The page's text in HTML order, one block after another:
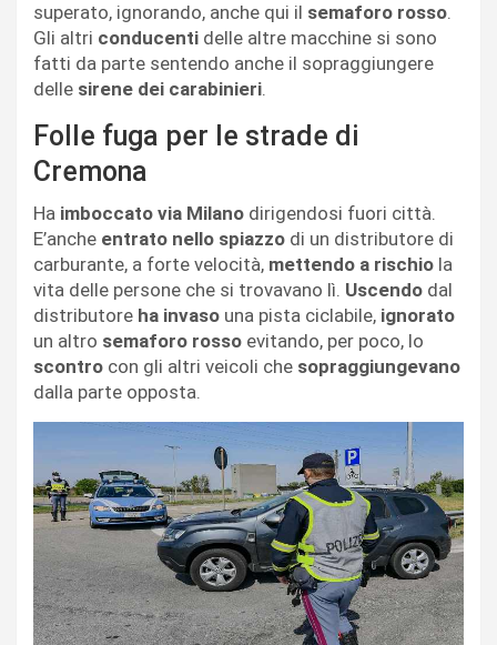
superato, ignorando, anche qui il semaforo rosso.
Gli altri conducenti delle altre macchine si sono
fatti da parte sentendo anche il sopraggiungere
delle sirene dei carabinieri.
Folle fuga per le strade di
Cremona
Ha imboccato via Milano dirigendosi fuori città.
E’anche entrato nello spiazzo di un distributore di
carburante, a forte velocità, mettendo a rischio la
vita delle persone che si trovavano lì. Uscendo dal
distributore ha invaso una pista ciclabile, ignorato
un altro semaforo rosso evitando, per poco, lo
scontro con gli altri veicoli che sopraggiungevano
dalla parte opposta.